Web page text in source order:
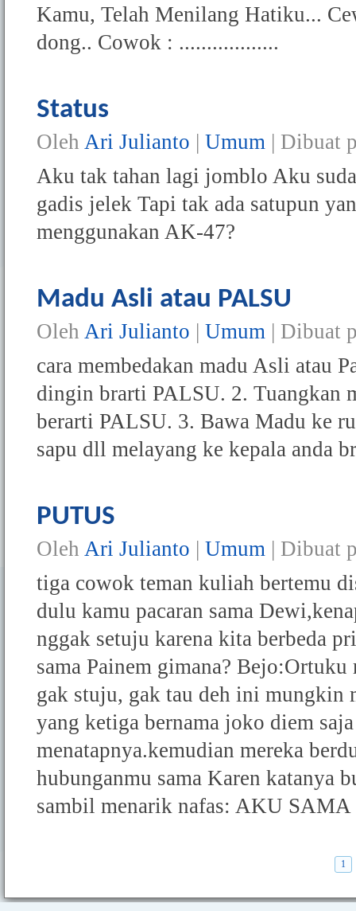
Kamu, Telah Menilang Hatiku...
dong.. Cowok : ..................
Status
Oleh Ari Julianto | Umum | Dibuat
Aku tak tahan lagi jomblo Aku
gadis jelek Tapi tak ada satupun
menggunakan AK-47?
Madu Asli atau PALSU
Oleh Ari Julianto | Umum | Dibuat
cara membedakan madu Asli atau
dingin brarti PALSU. 2. Tuangkan
berarti PALSU. 3. Bawa Madu ke
sapu dll melayang ke kepala anda
PUTUS
Oleh Ari Julianto | Umum | Dibuat
tiga cowok teman kuliah bertemu
dulu kamu pacaran sama
nggak setuju karena kita berbeda
sama Painem gimana?
gak stuju, gak tau deh ini mungkin
yang ketiga bernama joko diem
menatapnya.kemudian mereka
hubunganmu sama Karen katanya
sambil menarik nafas: AKU
1